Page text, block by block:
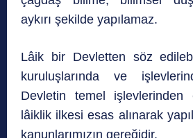
aykırı şekilde yapılamaz.
Lâik bir Devletten söz
kuruluşlarında ve
Devletin temel
lâiklik ilkesi esas alınarak
kanunlarımızın gereğidir.